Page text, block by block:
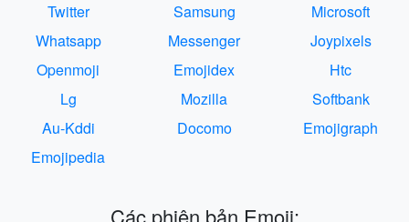
Twitter
Samsung
Microsoft
Whatsapp
Messenger
Joypixels
Openmoji
Emojidex
Htc
Lg
Mozilla
Softbank
Au-Kddi
Docomo
Emojigraph
Emojipedia